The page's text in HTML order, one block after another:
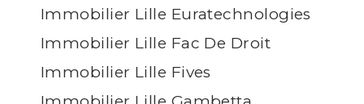
Immobilier Lille Euratechnologies
Immobilier Lille Fac De Droit
Immobilier Lille Fives